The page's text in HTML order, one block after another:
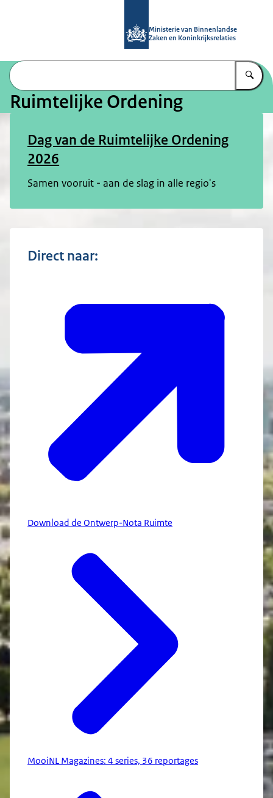
Ministerie van Binnenlandse
Zaken en Koninkrijksrelaties
Ruimtelijke Ordening
Dag van de Ruimtelijke Ordening
2026
Samen vooruit - aan de slag in alle regio's
Direct naar:
Download de Ontwerp-Nota Ruimte
MooiNL Magazines: 4 series, 36 reportages